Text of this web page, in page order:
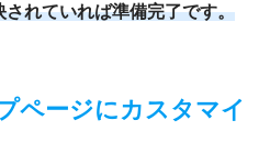
れていれば準備完了です。
ページにカスタマイ